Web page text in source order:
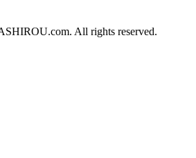
All rights reserved.